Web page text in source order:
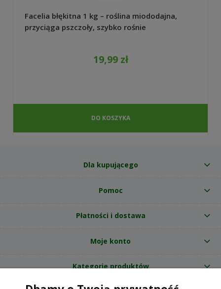
Facelia błękitna 1 kg – roślina miododajna,
przyciąga pszczoły, szybko rośnie
19,99 zł
DO KOSZYKA
Dla kupującego
Pomoc
Płatności i dostawa
Moje konto
Kategorie produktów